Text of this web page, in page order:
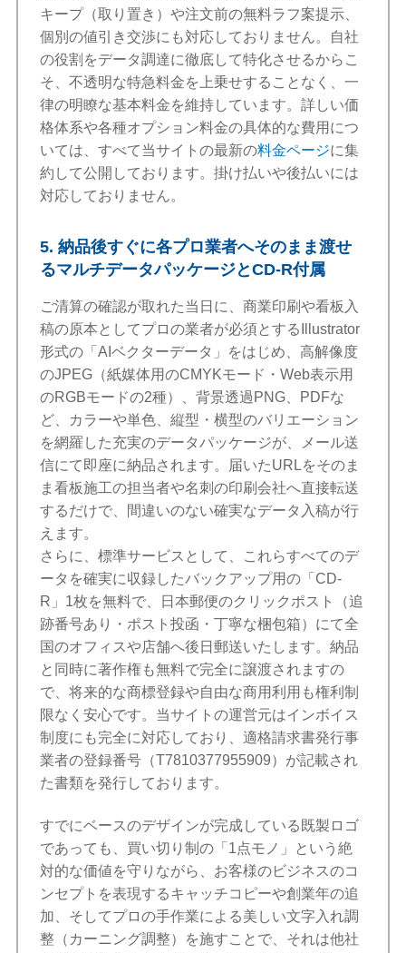
キープ（取り置き）や注文前の無料ラフ案提示、
個別の値引き交渉にも対応しておりません。自社
の役割をデータ調達に徹底して特化させるからこ
そ、不透明な特急料金を上乗せすることなく、一
律の明瞭な基本料金を維持しています。詳しい価
格体系や各種オプション料金の具体的な費用につ
いては、すべて当サイトの最新の料金ページに集
約して公開しております。掛け払いや後払いには
対応しておりません。
5. 納品後すぐに各プロ業者へそのまま渡せ
るマルチデータパッケージとCD-R付属
ご清算の確認が取れた当日に、商業印刷や看板入
稿の原本としてプロの業者が必須とするIllustrator
形式の「AIベクターデータ」をはじめ、高解像度
のJPEG（紙媒体用のCMYKモード・Web表示用
のRGBモードの2種）、背景透過PNG、PDFな
ど、カラーや単色、縦型・横型のバリエーション
を網羅した充実のデータパッケージが、メール送
信にて即座に納品されます。届いたURLをそのま
ま看板施工の担当者や名刺の印刷会社へ直接転送
するだけで、間違いのない確実なデータ入稿が行
えます。
さらに、標準サービスとして、これらすべてのデ
ータを確実に収録したバックアップ用の「CD-
R」1枚を無料で、日本郵便のクリックポスト（追
跡番号あり・ポスト投函・丁寧な梱包箱）にて全
国のオフィスや店舗へ後日郵送いたします。納品
と同時に著作権も無料で完全に譲渡されますの
で、将来的な商標登録や自由な商用利用も権利制
限なく安心です。当サイトの運営元はインボイス
制度にも完全に対応しており、適格請求書発行事
業者の登録番号（T7810377955909）が記載され
た書類を発行しております。
すでにベースのデザインが完成している既製ロゴ
であっても、買い切り制の「1点モノ」という絶
対的な価値を守りながら、お客様のビジネスのコ
ンセプトを表現するキャッチコピーや創業年の追
加、そしてプロの手作業による美しい文字入れ調
整（カーニング調整）を施すことで、それは他社